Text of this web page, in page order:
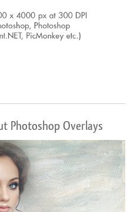
Photoshop Overlays